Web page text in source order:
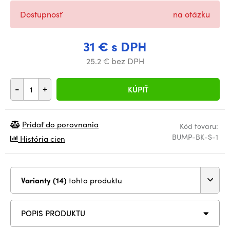
31 € s DPH
25.2 € bez DPH
- + KÚPIŤ
Dostupnosť na otázku
Kód tovaru:
BUMP-BK-S-1
Pridať do porovnania
História cien
Varianty (14) tohto produktu
POPIS PRODUKTU